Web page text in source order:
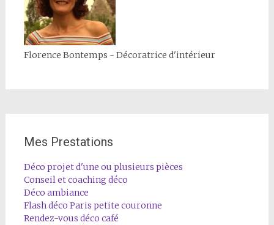
Florence Bontemps - Décoratrice d'intérieur
Mes Prestations
Déco projet d'une ou plusieurs pièces
Conseil et coaching déco
Déco ambiance
Flash déco Paris petite couronne
Rendez-vous déco café